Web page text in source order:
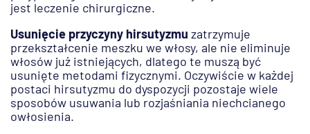
jest leczenie chirurgiczne.
Usunięcie przyczyny hirsutyzmu zatrzymuje
przekształcenie meszku we włosy, ale nie eliminuje
włosów już istniejących, dlatego te muszą być
usunięte metodami fizycznymi. Oczywiście w każdej
postaci hirsutyzmu do dyspozycji pozostaje wiele
sposobów usuwania lub rozjaśniania niechcianego
owłosienia.